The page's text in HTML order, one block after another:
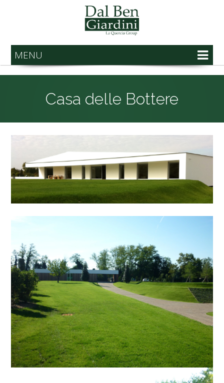
MENU
Casa delle Bottere